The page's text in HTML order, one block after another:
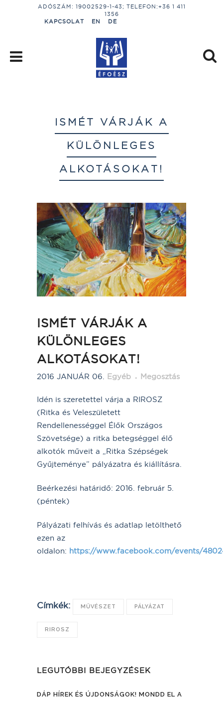
ADÓSZÁM: 19002529-1-43; TELEFON:+36 1 411
1356
KAPCSOLAT
EN DE
ISMÉT VÁRJÁK A
KÜLÖNLEGES
ALKOTÁSOKAT!
ISMÉT VÁRJÁK A
KÜLÖNLEGES
ALKOTÁSOKAT!
2016 JANUÁR 06. Egyéb Megosztás
Idén is szeretettel várja a RIROSZ
(Ritka és Veleszületett
Rendellenességgel Élők Országos
Szövetsége) a ritka betegséggel élő
alkotók műveit a „Ritka Szépségek
Gyűjteménye” pályázatra és kiállításra.
Beérkezési határidő: 2016. február 5.
(péntek)
Pályázati felhívás és adatlap letölthető
ezen az
oldalon: https://www.facebook.com/events/
Címkék: MŰVÉSZET PÁLYÁZAT
RIROSZ
LEGUTÓBBI BEJEGYZÉSEK
DÁP HÍREK ÉS ÚJDONSÁGOK! MONDD EL A